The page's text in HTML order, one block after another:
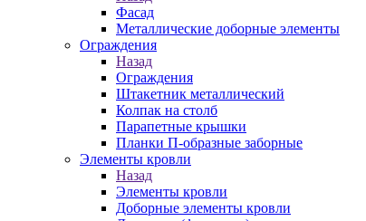
Фасад
Металлические доборные элементы
Ограждения
Назад
Ограждения
Штакетник металлический
Колпак на столб
Парапетные крышки
Планки П-образные заборные
Элементы кровли
Назад
Элементы кровли
Доборные элементы кровли